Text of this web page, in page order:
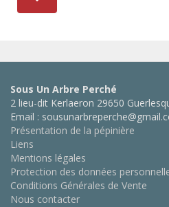
Sous Un Arbre Perché
2 lieu-dit Kerlaeron 29650
Email :
Présentation de la pépinière
Liens
Mentions légales
Protection des données
Conditions Générales de Vente
Nous contacter